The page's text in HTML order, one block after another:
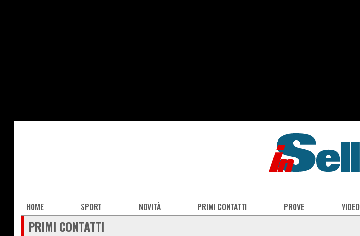
Main
navigation
HOME SPORT NOVITÀ PRIMI CONTATTI PROVE VIDEO
PRIMI CONTATTI